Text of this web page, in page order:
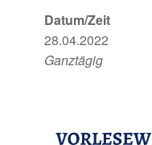
Datum/Zeit
28.04.2022
Ganztägig